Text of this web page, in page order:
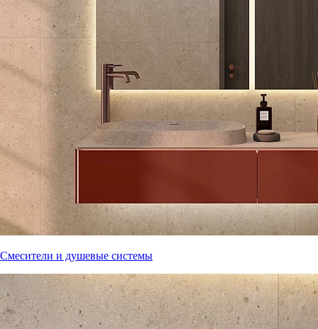
Смесители и душевые системы